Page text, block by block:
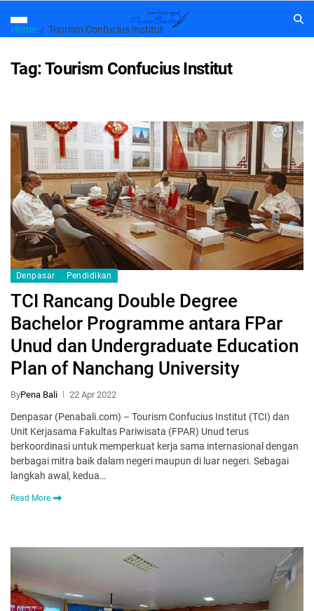
Home Tourism Confucius Institut
Tag:Tourism Confucius Institut
Denpasar Pendidikan
TCI Rancang Double Degree
Bachelor Programme antara FPar
Unud dan Undergraduate Education
Plan of Nanchang University
ByPena Bali 22 Apr 2022
Denpasar (Penabali.com) – Tourism Confucius Institut (TCI) dan
Unit Kerjasama Fakultas Pariwisata (FPAR) Unud terus
berkoordinasi untuk memperkuat kerja sama internasional dengan
berbagai mitra baik dalam negeri maupun di luar negeri. Sebagai
langkah awal, kedua…
Read More